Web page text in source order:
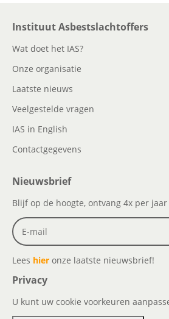
Instituut Asbestslachtoffers
Wat doet het IAS?
Onze organisatie
Laatste nieuws
Veelgestelde vragen
IAS in English
Contactgegevens
Nieuwsbrief
Blijf op de hoogte, ontvang 4x per
Lees hier onze laatste nieuwsbrief!
Privacy
U kunt uw cookie voorkeuren